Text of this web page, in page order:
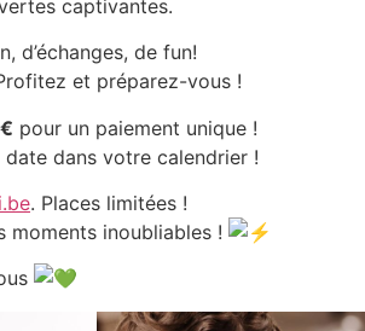
captivantes.
d’échanges, de fun!
et préparez-vous !
pour un paiement unique !
dans votre calendrier !
. Places limitées !
moments inoubliables !